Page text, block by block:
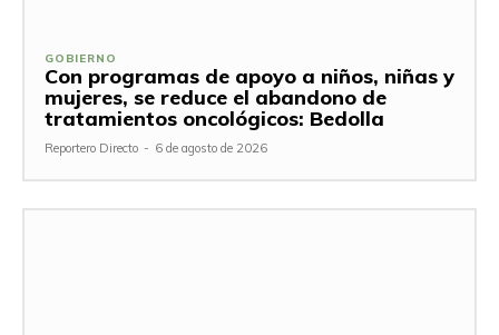
GOBIERNO
Con programas de apoyo a niños, niñas y
mujeres, se reduce el abandono de
tratamientos oncológicos: Bedolla
Reportero Directo - 6 de agosto de 2026